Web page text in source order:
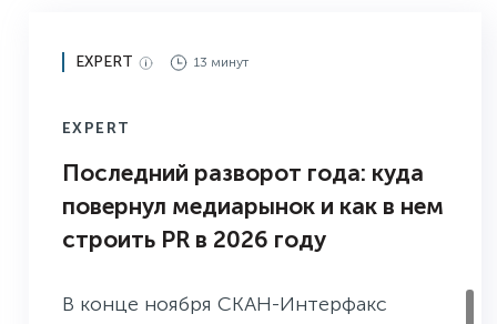
EXPERT 13 минут
EXPERT
Последний разворот года: куда
повернул медиарынок и как в нем
строить PR в 2026 году
В конце ноября СКАН-Интерфакс